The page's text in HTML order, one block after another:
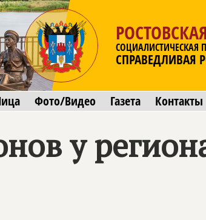
СОЦИАЛИСТИЧЕСКАЯ
СПРАВЕДЛИВАЯ
Фото/Видео Газета Контакты
у